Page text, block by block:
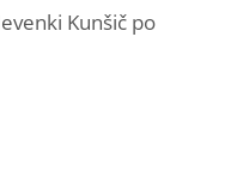
Kunšič po